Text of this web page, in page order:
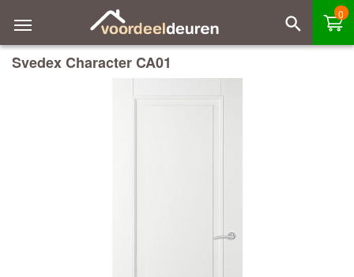
0
Svedex Character CA01